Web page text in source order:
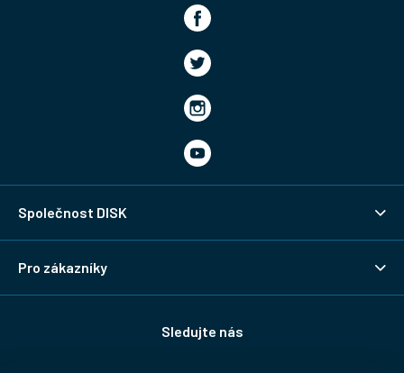
Společnost DISK
Pro zákazníky
Sledujte nás